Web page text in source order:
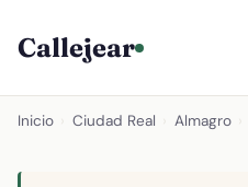
Callejear
Inicio Ciudad Real Almagro